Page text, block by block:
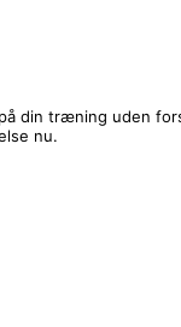
din træning uden
nu.